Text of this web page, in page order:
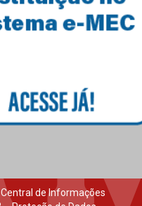
Mackenzie Brasília
25.10.2024
Brasília conquistam
em importantes
de Matemática
04.10.2024
Central de Informações